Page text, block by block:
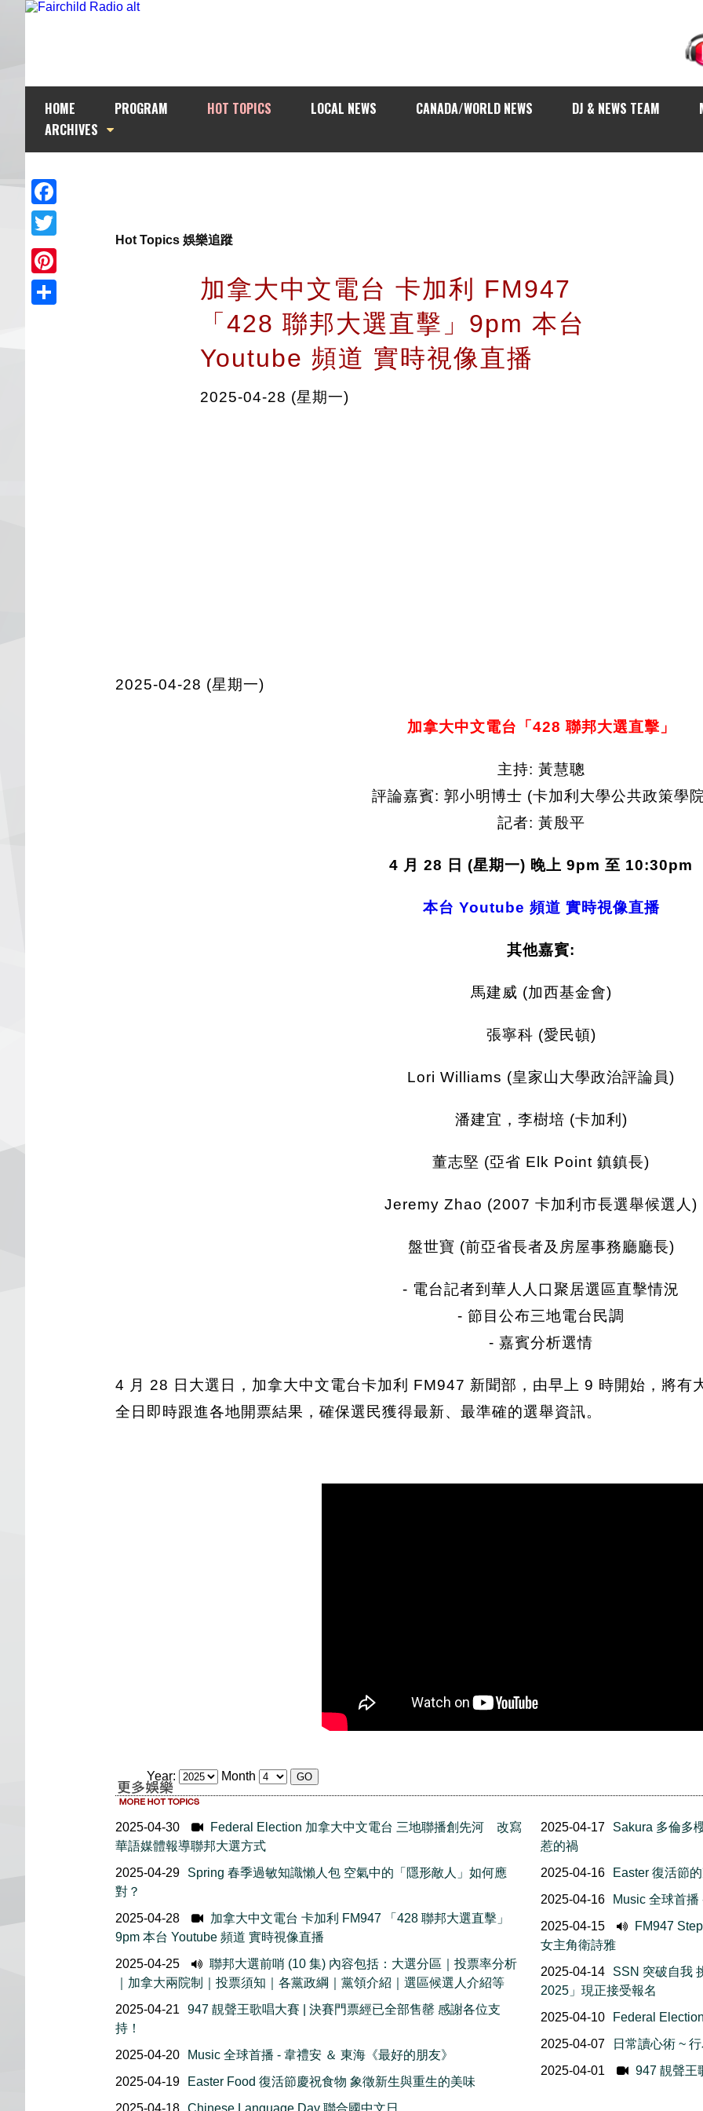
HOME PROGRAM HOT TOPICS LOCAL NEWS CANADA/WORLD NEWS DJ & NEWS TEAM
ARCHIVES
Facebook
Twitter
Pinterest
Hot Topics 娛樂追蹤
加拿大中文電台 卡加利 FM947
「428 聯邦大選直擊」9pm 本台
Youtube 頻道 實時視像直播
2025-04-28 (星期一)
2025-04-28 (星期一)
加拿大中文電台「428 聯邦大選直擊」
主持: 黃慧聰
評論嘉賓: 郭小明博士 (卡加利大學公共政策學
記者: 黃殷平
4 月 28 日 (星期一) 晚上 9pm 至 10:30pm
本台 Youtube 頻道 實時視像直播
其他嘉賓:
馬建威 (加西基金會)
張寧科 (愛民頓)
Lori Williams (皇家山大學政治評論員)
潘建宜，李樹培 (卡加利)
董志堅 (亞省 Elk Point 鎮鎮長)
Jeremy Zhao (2007 卡加利市長選舉候選人)
盤世寶 (前亞省長者及房屋事務廳廳長)
- 電台記者到華人人口聚居選區直擊情況
- 節目公布三地電台民調
- 嘉賓分析選情
4 月 28 日大選日，加拿大中文電台卡加利 FM947 新聞部，由早上 9 時開始，將有
全日即時跟進各地開票結果，確保選民獲得最新、最準確的選舉資訊。
Year: Month
2025-04-30
Federal Election 加拿大中文電台 三地聯播創先河 改寫
華語媒體報導聯邦大選方式
2025-04-29
Spring 春季過敏知識懶人包 空氣中的「隱形敵人」如何應
對？
2025-04-28
加拿大中文電台 卡加利 FM947 「428 聯邦大選直擊」
9pm 本台 Youtube 頻道 實時視像直播
2025-04-25
聯邦大選前哨 (10 集) 內容包括：大選分區｜投票率分析
｜加拿大兩院制｜投票須知｜各黨政綱｜黨領介紹｜選區候選人介紹等
2025-04-21
947 靚聲王歌唱大賽 | 決賽門票經已全部售罄 感謝各位支
持！
2025-04-20
Music 全球首播 - 韋禮安 ＆ 東海《最好的朋友》
2025-04-19
Easter Food 復活節慶祝食物 象徵新生與重生的美味
2025-04-18 Chinese Language Day 聯合國中文日
2025-04-17
Sakura 多倫多
惹的禍
2025-04-16
Easter 復活節
2025-04-16
Music 全球首
2025-04-15
FM947
女主角衛詩雅
2025-04-14
SSN 突破自我
2025」現正接受報名
2025-04-10
Federal
2025-04-07
日常讀心術 ~
2025-04-01
947 靚聲王